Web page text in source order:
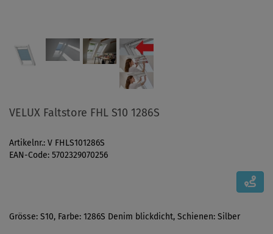
VELUX Faltstore FHL S10 1286S
Artikelnr.: V FHLS101286S
EAN-Code: 5702329070256
Grösse: S10, Farbe: 1286S Denim blickdicht, Schienen: Silber